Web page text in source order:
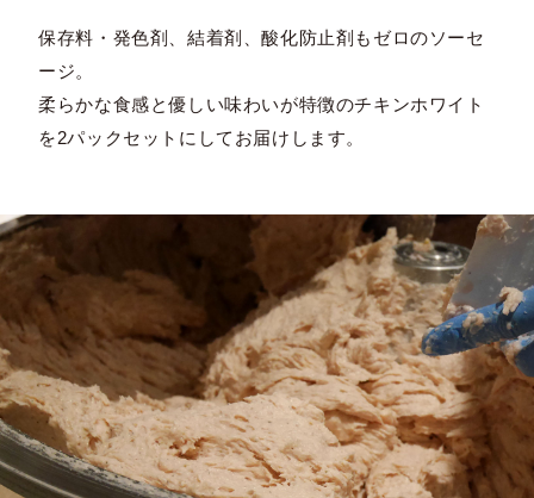
保存料・発色剤、結着剤、酸化防止剤もゼロのソーセ
ージ。
柔らかな食感と優しい味わいが特徴のチキンホワイト
を2パックセットにしてお届けします。